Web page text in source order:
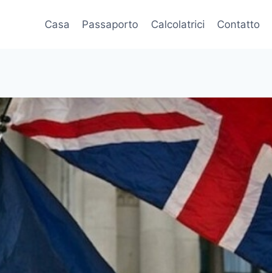
Casa Passaporto Calcolatrici Contatto